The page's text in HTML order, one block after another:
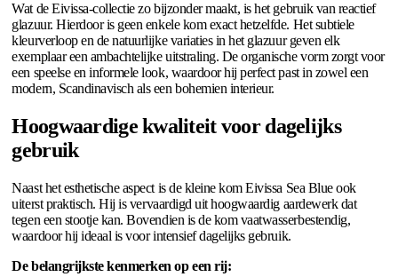
Wat de Eivissa-collectie zo bijzonder maakt, is het gebruik van reactief
glazuur. Hierdoor is geen enkele kom exact hetzelfde. Het subtiele
kleurverloop en de natuurlijke variaties in het glazuur geven elk
exemplaar een ambachtelijke uitstraling. De organische vorm zorgt voor
een speelse en informele look, waardoor hij perfect past in zowel een
modern, Scandinavisch als een bohemien interieur.
Hoogwaardige kwaliteit voor dagelijks
gebruik
Naast het esthetische aspect is de kleine kom Eivissa Sea Blue ook
uiterst praktisch. Hij is vervaardigd uit hoogwaardig aardewerk dat
tegen een stootje kan. Bovendien is de kom vaatwasserbestendig,
waardoor hij ideaal is voor intensief dagelijks gebruik.
De belangrijkste kenmerken op een rij: